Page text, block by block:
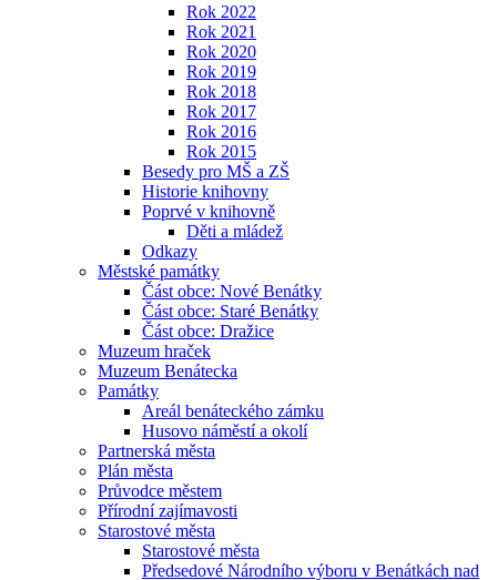
Rok 2022
Rok 2021
Rok 2020
Rok 2019
Rok 2018
Rok 2017
Rok 2016
Rok 2015
Besedy pro MŠ a ZŠ
Historie knihovny
Poprvé v knihovně
Děti a mládež
Odkazy
Městské památky
Část obce: Nové Benátky
Část obce: Staré Benátky
Část obce: Dražice
Muzeum hraček
Muzeum Benátecka
Památky
Areál benáteckého zámku
Husovo náměstí a okolí
Partnerská města
Plán města
Průvodce městem
Přírodní zajímavosti
Starostové města
Starostové města
Předsedové Národního výboru v Benátkách nad